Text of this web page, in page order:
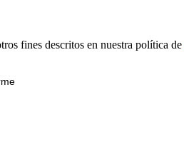
fines descritos en nuestra política de